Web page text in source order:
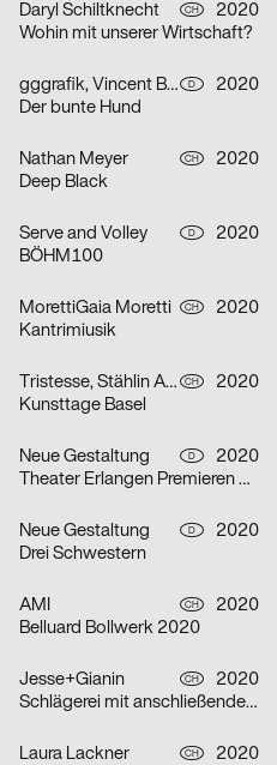
Daryl Schiltknecht CH
2020
Wohin mit unserer Wirtschaft?
gggrafik, Vincent Brod D
2020
Der bunte Hund
Nathan Meyer CH
2020
Deep Black
Serve and Volley D
2020
BÖHM100
MorettiGaia Moretti CH
2020
Kantrimiusik
Tristesse, Stählin Alena CH
2020
Kunsttage Basel
Neue Gestaltung D
2020
Theater Erlangen Premieren 20/21
Neue Gestaltung D
2020
Drei Schwestern
AMI CH
2020
Belluard Bollwerk 2020
Jesse+Gianin CH
2020
Schlägerei mit anschließender Diskussion
Laura Lackner CH
2020